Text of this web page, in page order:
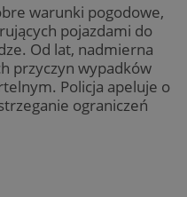
warunki pogodowe,
pojazdami do
Od lat, nadmierna
przyczyn wypadków
Policja apeluje o
ograniczeń